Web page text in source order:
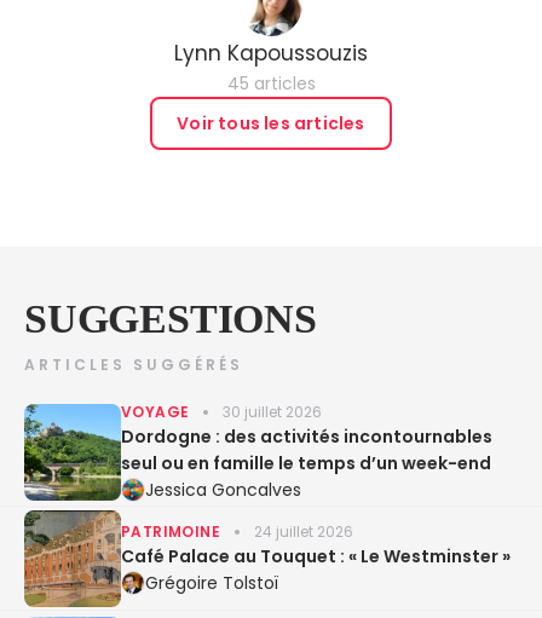
Lynn Kapoussouzis
45 articles
Voir tous les articles
SUGGESTIONS
ARTICLES SUGGÉRÉS
VOYAGE 30 juillet 2026
Dordogne : des activités incontournables
seul ou en famille le temps d’un week-end
Jessica Goncalves
PATRIMOINE 24 juillet 2026
Café Palace au Touquet : « Le Westminster »
Grégoire Tolstoï